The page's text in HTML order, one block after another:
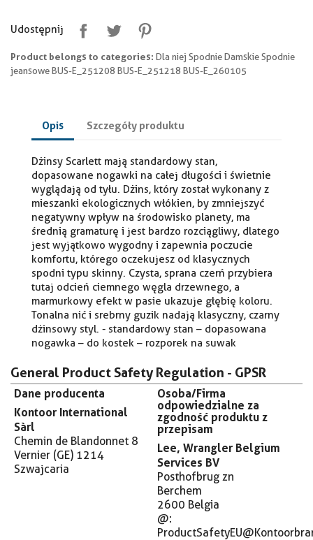
Udostępnij
Product belongs to categories: Dla niej Spodnie Damskie Spodnie
jeansowe BUS-E_251208 BUS-E_251218 BUS-E_260105
Opis Szczegóły produktu
Dżinsy Scarlett mają standardowy stan,
dopasowane nogawki na całej długości i świetnie
wyglądają od tyłu. Dżins, który został wykonany z
mieszanki ekologicznych włókien, by zmniejszyć
negatywny wpływ na środowisko planety, ma
średnią gramaturę i jest bardzo rozciągliwy, dlatego
jest wyjątkowo wygodny i zapewnia poczucie
komfortu, którego oczekujesz od klasycznych
spodni typu skinny. Czysta, sprana czerń przybiera
tutaj odcień ciemnego węgla drzewnego, a
marmurkowy efekt w pasie ukazuje głębię koloru.
Tonalna nić i srebrny guzik nadają klasyczny, czarny
dżinsowy styl. - standardowy stan – dopasowana
nogawka – do kostek – rozporek na suwak
General Product Safety Regulation - GPSR
Dane producenta
Kontoor International
Sàrl
Chemin de Blandonnet 8
Vernier (GE) 1214
Szwajcaria
Osoba/Firma
odpowiedzialne za
zgodność produktu z
przepisam
Lee, Wrangler Belgium
Services BV
Posthofbrug zn
Berchem
2600 Belgia
@: